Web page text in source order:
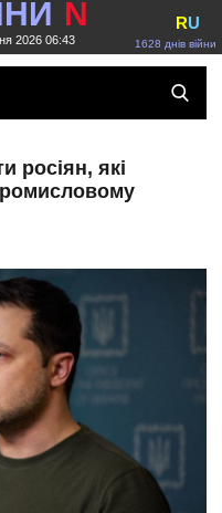
N
2026 06:43 1628 днів війни
RU
росіян, які